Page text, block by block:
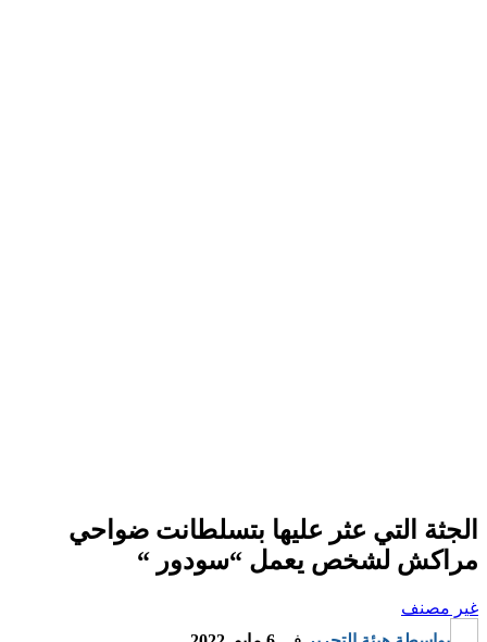
الجثة التي عثر عليها بتسلطانت ضواحي
مراكش لشخص يعمل “سودور “
غير مصنف